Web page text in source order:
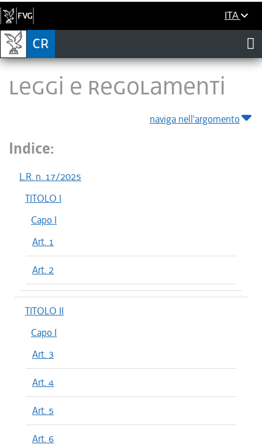
ITA
LEGGI E REGOLAMENTI
naviga nell'argomento
Indice:
L.R. n. 17/2025
TITOLO I
Capo I
Art. 1
Art. 2
TITOLO II
Capo I
Art. 3
Art. 4
Art. 5
Art. 6